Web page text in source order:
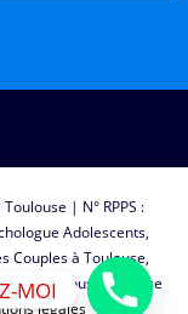
| N° RPPS :
Adolescents,
Couples à Toulouse,
à Toulouse, Analyse
légales
MOI